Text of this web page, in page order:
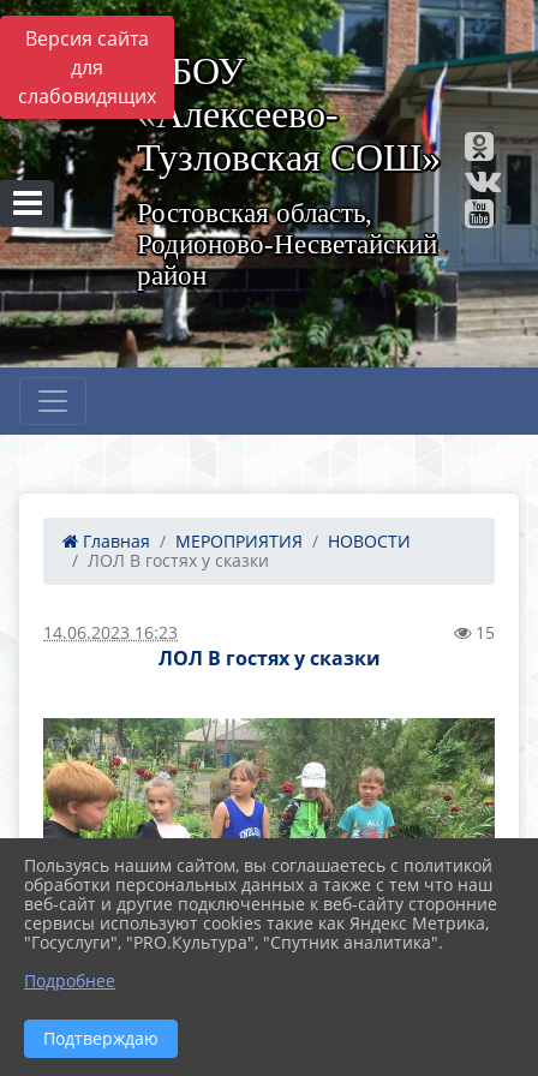
Версия сайта
для
слабовидящих
МБОУ
«Алексеево-
Тузловская СОШ»
Ростовская область,
Родионово-Несветайский
район
Главная МЕРОПРИЯТИЯ
НОВОСТИ
ЛОЛ В гостях у сказки
14.06.2023 16:23 15
ЛОЛ В гостях у сказки
Пользуясь нашим сайтом, вы соглашаетесь с политикой
обработки персональных данных а также с тем что наш
веб-сайт и другие подключенные к веб-сайту сторонние
сервисы используют cookies такие как Яндекс Метрика,
"Госуслуги", "PRO.Культура", "Спутник аналитика".
Подробнее
Подтверждаю